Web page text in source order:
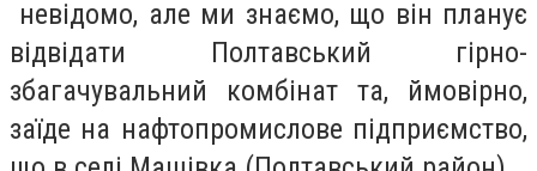
невідомо, але ми знаємо, що він планує
відвідати Полтавський гірно-
збагачувальний комбінат та, ймовірно,
заїде на нафтопромислове підприємство,